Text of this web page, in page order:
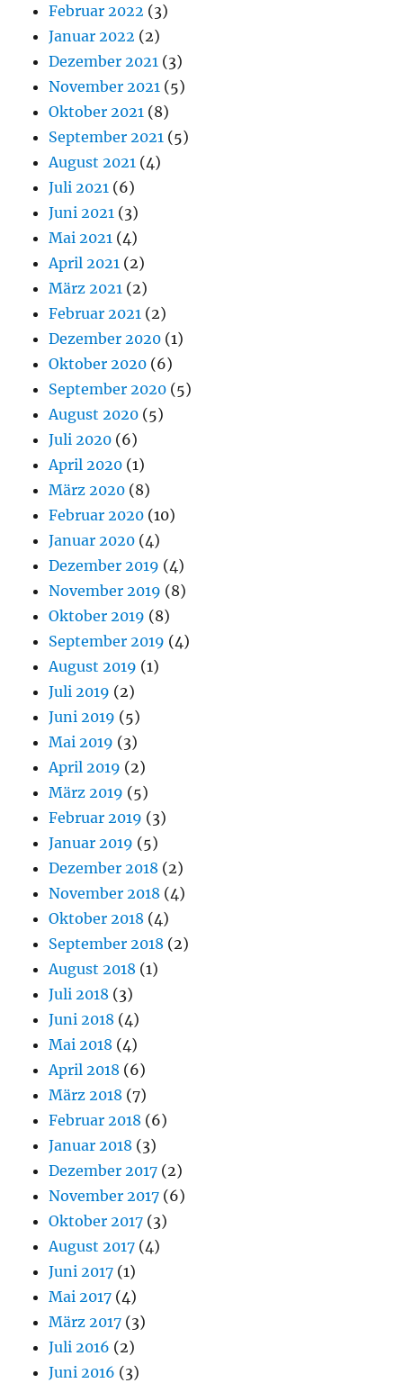
Februar 2022 (3)
Januar 2022 (2)
Dezember 2021 (3)
November 2021 (5)
Oktober 2021 (8)
September 2021 (5)
August 2021 (4)
Juli 2021 (6)
Juni 2021 (3)
Mai 2021 (4)
April 2021 (2)
März 2021 (2)
Februar 2021 (2)
Dezember 2020 (1)
Oktober 2020 (6)
September 2020 (5)
August 2020 (5)
Juli 2020 (6)
April 2020 (1)
März 2020 (8)
Februar 2020 (10)
Januar 2020 (4)
Dezember 2019 (4)
November 2019 (8)
Oktober 2019 (8)
September 2019 (4)
August 2019 (1)
Juli 2019 (2)
Juni 2019 (5)
Mai 2019 (3)
April 2019 (2)
März 2019 (5)
Februar 2019 (3)
Januar 2019 (5)
Dezember 2018 (2)
November 2018 (4)
Oktober 2018 (4)
September 2018 (2)
August 2018 (1)
Juli 2018 (3)
Juni 2018 (4)
Mai 2018 (4)
April 2018 (6)
März 2018 (7)
Februar 2018 (6)
Januar 2018 (3)
Dezember 2017 (2)
November 2017 (6)
Oktober 2017 (3)
August 2017 (4)
Juni 2017 (1)
Mai 2017 (4)
März 2017 (3)
Juli 2016 (2)
Juni 2016 (3)